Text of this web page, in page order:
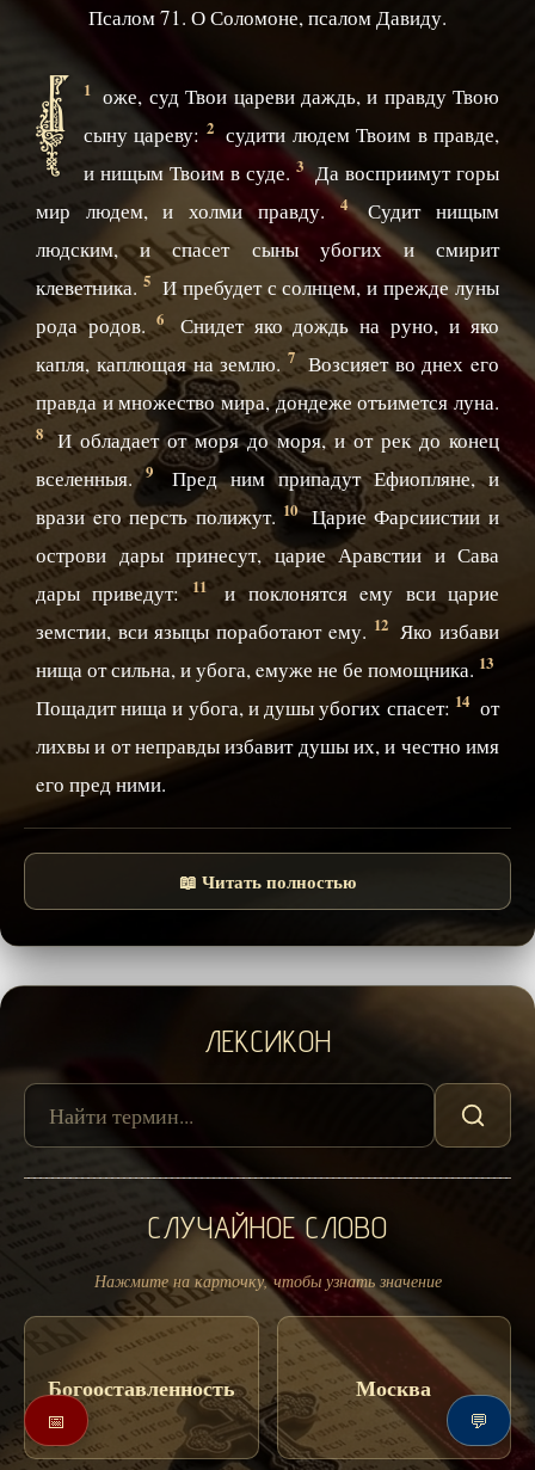
Псалом 71. О Соломоне, псалом Давиду.
1
Б
оже, суд Твои цареви даждь, и правду Твою
сыну цареву: 2 судити людем Твоим в правде,
и нищым Твоим в суде. 3 Да восприимут горы
мир людем, и холми правду.4 Судит нищым
людским, и спасет сыны убогих и смирит
клеветника. 5 И пребудет с солнцем, и прежде луны
рода родов.6 Снидет яко дождь на руно, и яко
капля, каплющая на землю. 7 Возсияет во днех eго
правда и множество мира, дондеже отъимется луна.
8 И обладает от моря до моря, и от рек до конец
вселенныя.9
Пред ним припадут Ефиопляне, и
врази eго персть полижут. 10 Царие Фарсиистии и
острови дары принесут, царие Аравстии и Сава
дары приведут:
11
и поклонятся eму вси царие
земстии, вси языцы поработают eму. 12 Яко избави
нища от сильна, и убога, eмуже не бе помощника. 13
Пощадит нища и убога, и душы убогих спасет: 14 от
лихвы и от неправды избавит душы их, и честно имя
eго пред ними.
📖 Читать полностью
ЛЕКСИКОН
СЛУЧАЙНОЕ СЛОВО
Нажмите на карточку, чтобы узнать значение
Богооставленность Москва
📅 💬